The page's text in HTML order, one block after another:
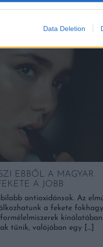
Data Deletion
EBBŐL A MAGYAR
A JOBB
antioxidánsok. Az
a fekete
tűnik, valójában egy […]